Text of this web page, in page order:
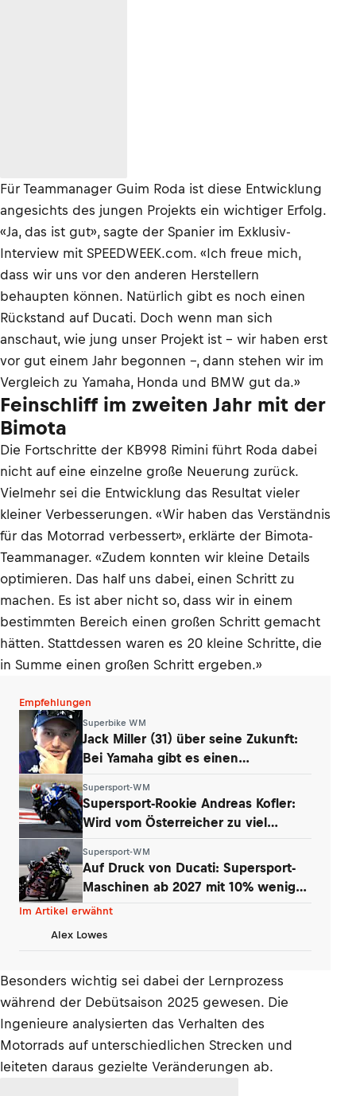
Für Teammanager Guim Roda ist diese Entwicklung
angesichts des jungen Projekts ein wichtiger Erfolg.
«Ja, das ist gut», sagte der Spanier im Exklusiv-
Interview mit SPEEDWEEK.com. «Ich freue mich,
dass wir uns vor den anderen Herstellern
behaupten können. Natürlich gibt es noch einen
Rückstand auf Ducati. Doch wenn man sich
anschaut, wie jung unser Projekt ist – wir haben erst
vor gut einem Jahr begonnen –, dann stehen wir im
Vergleich zu Yamaha, Honda und BMW gut da.»
Feinschliff im zweiten Jahr mit der
Bimota
Die Fortschritte der KB998 Rimini führt Roda dabei
nicht auf eine einzelne große Neuerung zurück.
Vielmehr sei die Entwicklung das Resultat vieler
kleiner Verbesserungen. «Wir haben das Verständnis
für das Motorrad verbessert», erklärte der Bimota-
Teammanager. «Zudem konnten wir kleine Details
optimieren. Das half uns dabei, einen Schritt zu
machen. Es ist aber nicht so, dass wir in einem
bestimmten Bereich einen großen Schritt gemacht
hätten. Stattdessen waren es 20 kleine Schritte, die
in Summe einen großen Schritt ergeben.»
Empfehlungen
Superbike WM
Jack Miller (31) über seine Zukunft:
Bei Yamaha gibt es einen
Supersport-WM
Supersport-Rookie Andreas Kofler:
Wird vom Österreicher zu viel
Supersport-WM
Auf Druck von Ducati: Supersport-
Maschinen ab 2027 mit 10% weniger
Power
Im Artikel erwähnt
Alex Lowes
Besonders wichtig sei dabei der Lernprozess
während der Debütsaison 2025 gewesen. Die
Ingenieure analysierten das Verhalten des
Motorrads auf unterschiedlichen Strecken und
leiteten daraus gezielte Veränderungen ab.